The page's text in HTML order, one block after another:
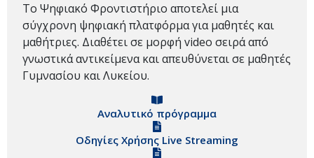
Το Ψηφιακό Φροντιστήριο αποτελεί μια
σύγχρονη ψηφιακή πλατφόρμα για μαθητές και
μαθήτριες. Διαθέτει σε μορφή video σειρά από
γνωστικά αντικείμενα και απευθύνεται σε μαθητές
Γυμνασίου και Λυκείου.
Αναλυτικό πρόγραμμα
Οδηγίες Χρήσης Live Streaming